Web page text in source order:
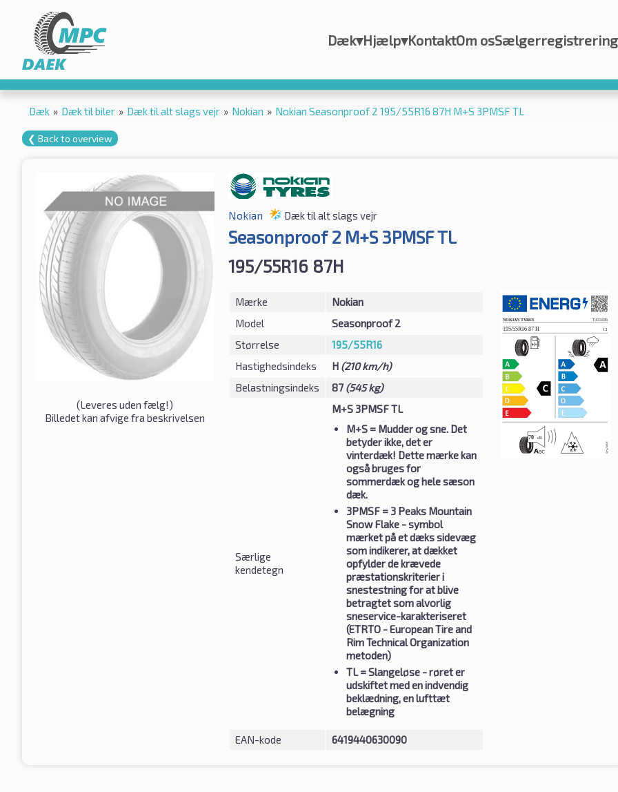
Dæk▾Hjælp▾KontaktOm osSælgerregistrering
Dæk » Dæk til biler » Dæk til alt slags vejr » Nokian » Nokian Seasonproof 2 195/55R16 87H M+S 3PMSF TL
❮ Back to overview
(Leveres uden fælg!)
Billedet kan afvige fra beskrivelsen
Nokian Dæk til alt slags vejr
Seasonproof 2 M+S 3PMSF TL
195/55R16 87H
Mærke
Nokian
Model
Seasonproof 2
Størrelse
195/55R16
Hastighedsindeks
H (210 km/h)
Belastningsindeks
87 (545 kg)
Særlige
kendetegn
M+S 3PMSF TL
M+S= Mudder og sne. Det
betyder ikke, det er
vinterdæk! Dette mærke kan
også bruges for
sommerdæk og hele sæson
dæk.
3PMSF= 3 Peaks Mountain
Snow Flake - symbol
mærket på et dæks sidevæg
som indikerer, at dækket
opfylder de krævede
præstationskriterier i
snestestning for at blive
betragtet som alvorlig
sneservice-karakteriseret
(ETRTO - European Tire and
Rim Technical Organization
metoden)
TL= Slangeløse - røret er
udskiftet med en indvendig
beklædning, en lufttæt
belægning
EAN-kode 6419440630090